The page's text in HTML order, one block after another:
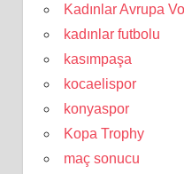
Kadınlar Avrupa
kadınlar futbolu
kasımpaşa
kocaelispor
konyaspor
Kopa Trophy
maç sonucu